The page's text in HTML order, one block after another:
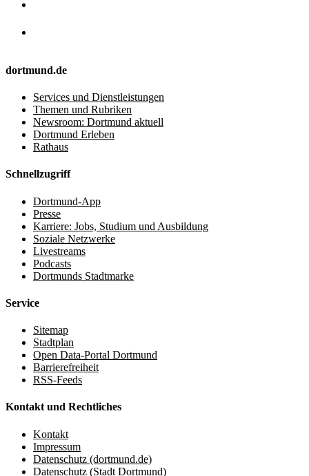
dortmund.de
Services und Dienstleistungen
Themen und Rubriken
Newsroom: Dortmund aktuell
Dortmund Erleben
Rathaus
Schnellzugriff
Dortmund-App
Presse
Karriere: Jobs, Studium und Ausbildung
Soziale Netzwerke
Livestreams
Podcasts
Dortmunds Stadtmarke
Service
Sitemap
Stadtplan
Open Data-Portal Dortmund
Barrierefreiheit
RSS-Feeds
Kontakt und Rechtliches
Kontakt
Impressum
Datenschutz (dortmund.de)
Datenschutz (Stadt Dortmund)